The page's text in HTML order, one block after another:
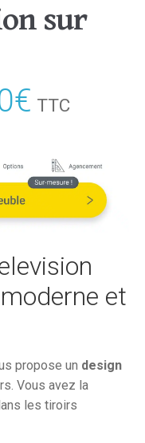
sur
€Le
actuel
est :
TTC
et
propose un design
Vous avez la
les tiroirs